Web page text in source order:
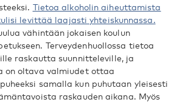
Tietoa alkoholin aiheuttamista
levittää laajasti yhteiskunnassa.
vähintään jokaisen koulun
Terveydenhuollossa tietoa
raskautta suunnitteleville, ja
on oltava valmiudet ottaa
samalla kun puhutaan yleisesti
raskauden aikana. Myös